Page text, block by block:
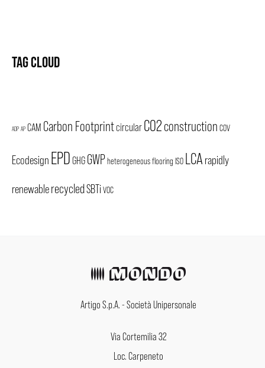
TAG CLOUD
ADP AP CAM Carbon FootprintcircularCO2construction COV
Ecodesign EPDGHGGWPheterogeneous flooring ISO LCA rapidly
renewablerecycledSBTi VOC
Artigo S.p.A. - Società Unipersonale
Via Cortemilia 32
Loc. Carpeneto